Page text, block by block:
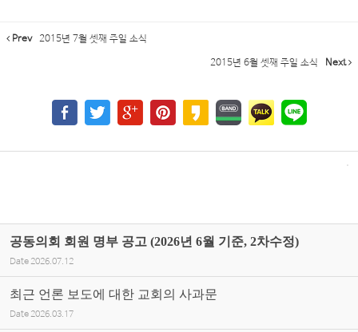
Prev 2015년 7월 셋째 주일 소식
2015년 6월 셋째 주일 소식 Next
공동의회 회원 명부 공고 (2026년 6월 기준, 2차수정)
Date 2026.07.12
최근 언론 보도에 대한 교회의 사과문
Date 2026.03.17